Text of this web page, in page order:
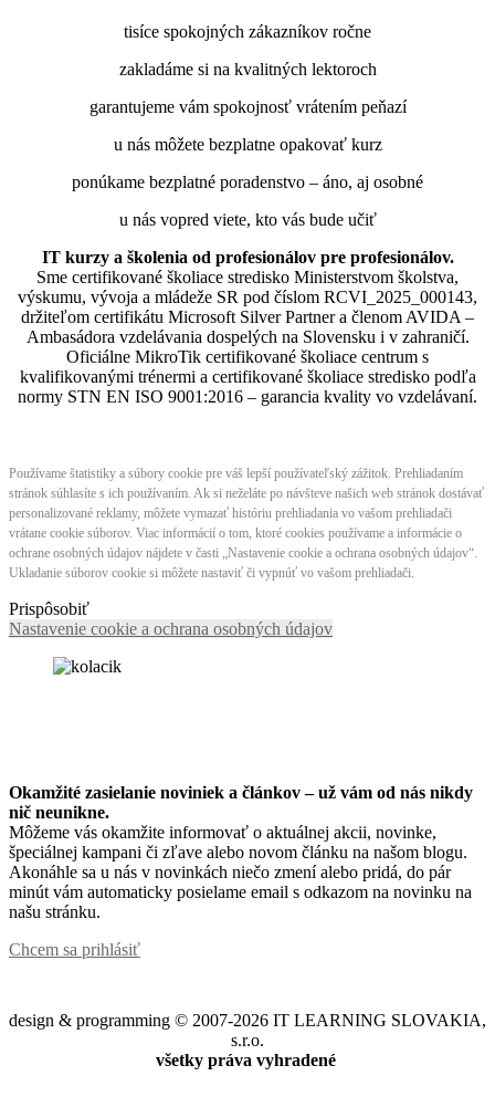
tisíce spokojných zákazníkov ročne
zakladáme si na kvalitných lektoroch
garantujeme vám spokojnosť vrátením peňazí
u nás môžete bezplatne opakovať kurz
ponúkame bezplatné poradenstvo – áno, aj osobné
u nás vopred viete, kto vás bude učiť
IT kurzy a školenia od profesionálov pre profesionálov.
Sme certifikované školiace stredisko Ministerstvom školstva,
výskumu, vývoja a mládeže SR pod číslom RCVI_2025_000143,
držiteľom certifikátu Microsoft Silver Partner a členom AVIDA –
Ambasádora vzdelávania dospelých na Slovensku i v zahraničí.​​​​​​​​​​​​​​​​
Oficiálne MikroTik certifikované školiace centrum s
kvalifikovanými trénermi ​​​​​​​​​​a certifikované školiace stredisko podľa
normy STN EN ISO 9001:2016 – garancia kvality vo vzdelávaní.
Používame štatistiky a súbory cookie pre váš lepší používateľský zážitok. Prehliadaním
stránok súhlasíte s ich používaním. Ak si neželáte po návšteve našich web stránok dostávať
personalizované reklamy, môžete vymazať históriu prehliadania vo vašom prehliadači
vrátane cookie súborov. Viac informácií o tom, ktoré cookies používame a informácie o
ochrane osobných údajov nájdete v časti „Nastavenie cookie a ochrana osobných údajov“.
Ukladanie súborov cookie si môžete nastaviť či vypnúť vo vašom prehliadači.
Prispôsobiť
Nastavenie cookie a ochrana osobných údajov
Okamžité zasielanie noviniek a článkov – už vám od nás nikdy
nič neunikne.
Môžeme vás okamžite informovať o aktuálnej akcii, novinke,
špeciálnej kampani či zľave alebo novom článku na našom blogu.
Akonáhle sa u nás v novinkách niečo zmení alebo pridá, do pár
minút vám automaticky posielame email s odkazom na novinku na
našu stránku.
Chcem sa prihlásiť
design & programming © 2007-2026 IT LEARNING SLOVAKIA,
s.r.o.
všetky práva vyhradené